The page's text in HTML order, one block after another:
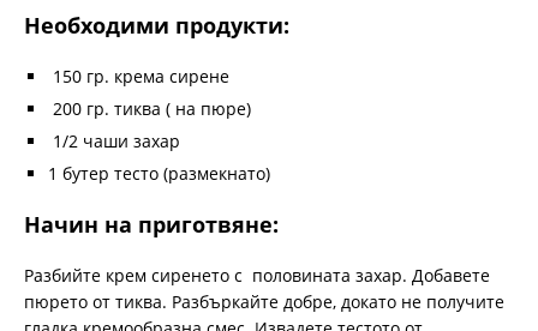
Необходими продукти:
150 гр. крема сирене
200 гр. тиква ( на пюре)
1/2 чаши захар
1 бутер тесто (размекнато)
Начин на приготвяне:
Разбийте крем сиренето с половината захар. Добавете
пюрето от тиква. Разбъркайте добре, докато не получите